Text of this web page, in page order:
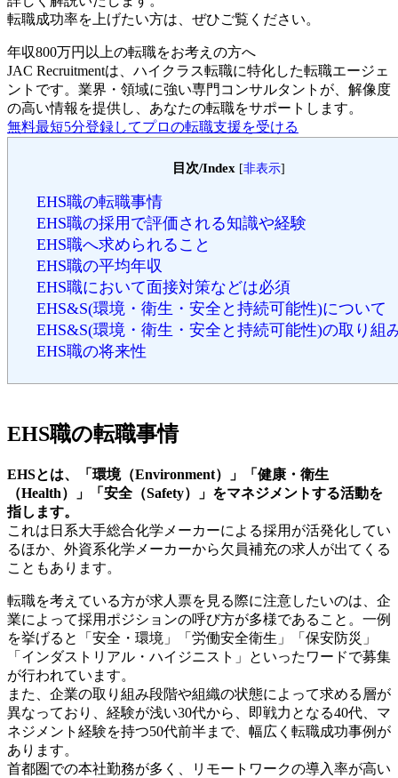
転職成功率を上げたい方は、ぜひご覧ください。
年収800万円以上の転職をお考えの方へ
JAC Recruitmentは、ハイクラス転職に特化した転職エージェ
ントです。 業界・領域に強い専門コンサルタントが、解像度
の高い情報を提供し、あなたの転職をサポートします。
無料最短5分登録してプロの転職支援を受ける
目次/Index [非表示]
EHS職の転職事情
EHS職の採用で評価される知識や経験
EHS職へ求められること
EHS職の平均年収
EHS職において面接対策などは必須
EHS&S(環境・衛生・安全と持続可能性)について
EHS&S(環境・衛生・安全と持続可能性)の取り組
EHS職の将来性
EHS職の転職事情
EHSとは、「環境（Environment）」「健康・衛生
（Health）」「安全（Safety）」をマネジメントする活動を
指します。
これは日系大手総合化学メーカーによる採用が活発化してい
るほか、外資系化学メーカーから欠員補充の求人が出てくる
こともあります。
転職を考えている方が求人票を見る際に注意したいのは、企
業によって採用ポジションの呼び方が多様であること。一例
を挙げると「安全・環境」「労働安全衛生」「保安防災」
「インダストリアル・ハイジニスト」といったワードで募集
が行われています。
また、企業の取り組み段階や組織の状態によって求める層が
異なっており、経験が浅い30代から、即戦力となる40代、マ
ネジメント経験を持つ50代前半まで、幅広く転職成功事例が
あります。
首都圏での本社勤務が多く、リモートワークの導入率が高い